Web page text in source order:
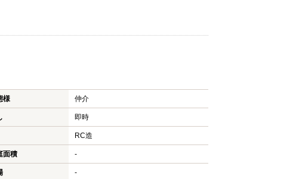
様 仲介
即時
RC造
面積 -
-